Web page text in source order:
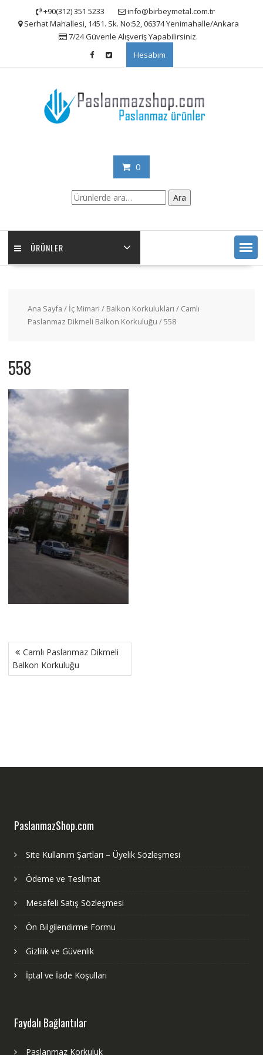
+90(312) 351 5233
info@birbeymetal.com.tr
Serhat Mahallesi, 1451. Sk. No:52, 06374 Yenimahalle/Ankara
7/24 Güvenle Alışveriş Yapabilirsiniz.
Hesabım
0
Ara: Ara
ÜRÜNLER
Ana Sayfa / İç Mimari / Balkon Korkulukları / Camlı
Paslanmaz Dikmeli Balkon Korkuluğu / 558
558
Yazı
gezinmesi
Camlı Paslanmaz Dikmeli
Balkon Korkuluğu
PaslanmazShop.com
Site Kullanım Şartları – Üyelik Sözleşmesi
Ödeme ve Teslimat
Mesafeli Satış Sözleşmesi
Ön Bilgilendirme Formu
Gizlilik ve Güvenlik
İptal ve İade Koşulları
Faydalı Bağlantılar
Paslanmaz Korkuluk